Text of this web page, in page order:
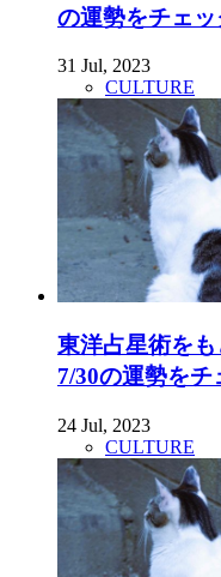
の運勢をチェッ
31 Jul, 2023
CULTURE
東洋占星術を
7/30の運勢をチ
24 Jul, 2023
CULTURE